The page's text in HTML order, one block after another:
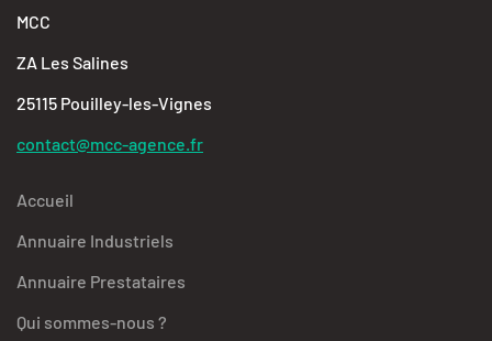
MCC
ZA Les Salines
25115 Pouilley-les-Vignes
contact@mcc-agence.fr
Accueil
Annuaire Industriels
Annuaire Prestataires
Qui sommes-nous ?